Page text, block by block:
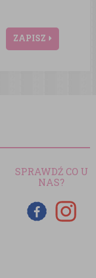
ZAPISZ
SPRAWDŹ CO U
NAS?